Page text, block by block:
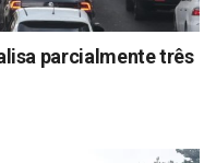
parcialmente três